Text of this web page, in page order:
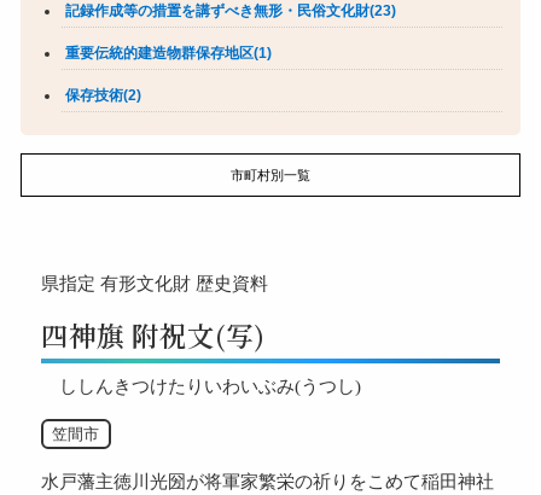
記録作成等の措置を講ずべき無形・民俗文化財(23)
重要伝統的建造物群保存地区(1)
保存技術(2)
市町村別一覧
県指定 有形文化財 歴史資料
四神旗 附祝文(写)
ししんきつけたりいわいぶみ(うつし)
笠間市
水戸藩主徳川光圀が将軍家繁栄の祈りをこめて稲田神社